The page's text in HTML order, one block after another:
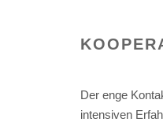
Der enge
intensiven